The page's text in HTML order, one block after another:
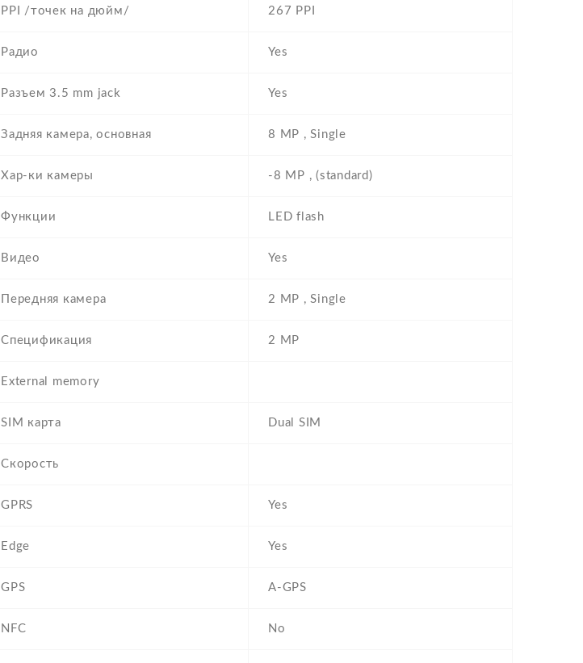
PPI /точек на дюйм/ 267 PPI
Радио Yes
Разъем 3.5 mm jack Yes
Задняя камера, основная 8 MP , Single
Хар-ки камеры -8 MP , (standard)
Функции LED flash
Видео Yes
Передняя камера 2 MP , Single
Спецификация 2 MP
External memory
SIM карта Dual SIM
Скорость
GPRS Yes
Edge Yes
GPS A-GPS
NFC No